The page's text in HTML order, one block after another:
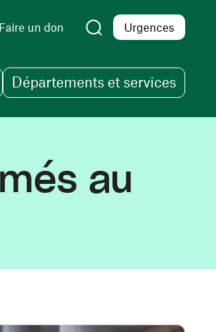
Faire un don Urgences
Départements et services
au